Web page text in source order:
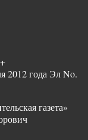
2012 года Эл No.
газета»